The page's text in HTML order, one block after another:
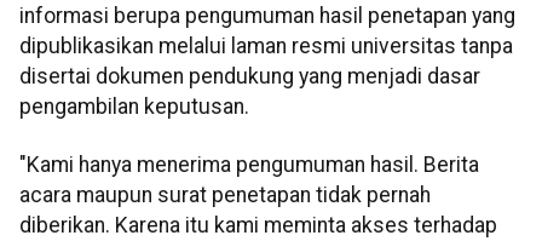
informasi berupa pengumuman hasil penetapan yang
dipublikasikan melalui laman resmi universitas tanpa
disertai dokumen pendukung yang menjadi dasar
pengambilan keputusan.
"Kami hanya menerima pengumuman hasil. Berita
acara maupun surat penetapan tidak pernah
diberikan. Karena itu kami meminta akses terhadap